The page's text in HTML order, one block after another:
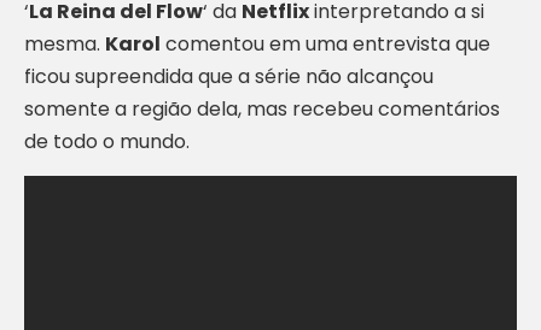
‘La Reina del Flow‘ da Netflixinterpretando a si
mesma. Karol comentou em uma entrevista que
ficou supreendida que a série não alcançou
somente a região dela, mas recebeu comentários
de todo o mundo.